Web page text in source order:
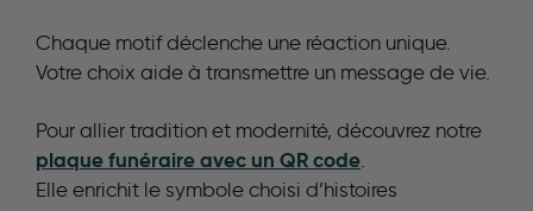
Chaque motif déclenche une réaction unique.
Votre choix aide à transmettre un message de vie.
Pour allier tradition et modernité, découvrez notre
plaque funéraire avec un QR code.
Elle enrichit le symbole choisi d’histoires